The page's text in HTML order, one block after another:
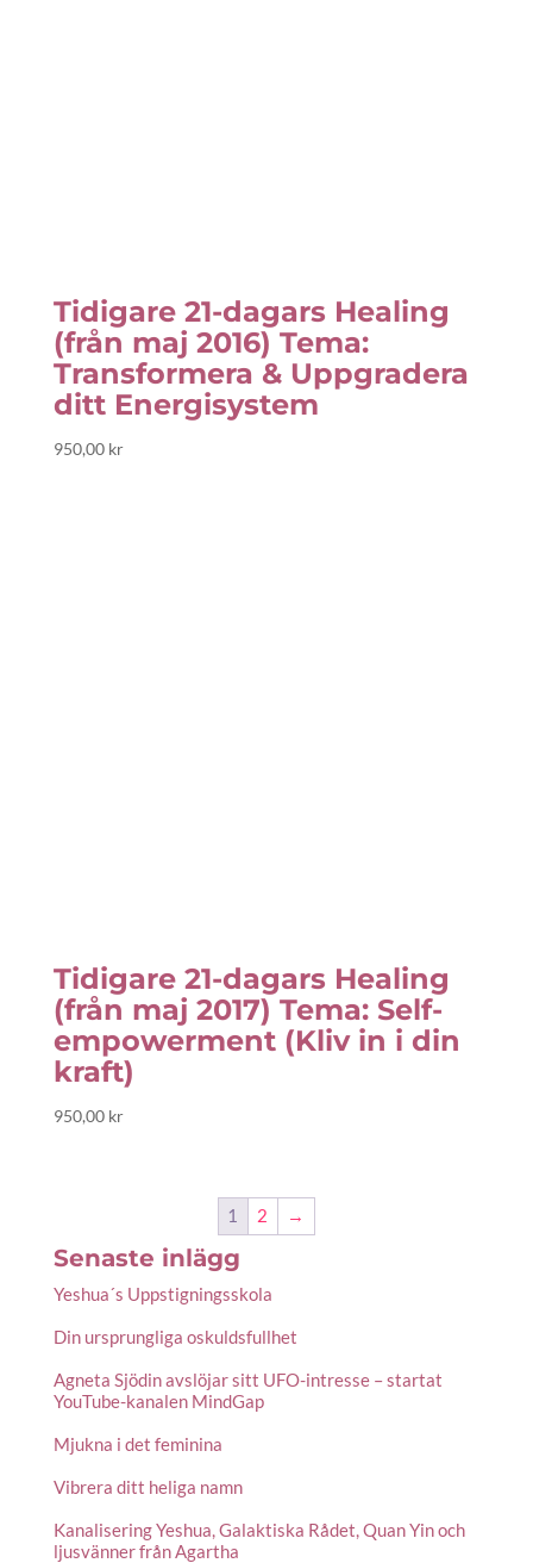
Tidigare 21-dagars Healing
(från maj 2016) Tema:
Transformera & Uppgradera
ditt Energisystem
950,00 kr
Tidigare 21-dagars Healing
(från maj 2017) Tema: Self-
empowerment (Kliv in i din
kraft)
950,00 kr
1 2 →
Senaste inlägg
Yeshua´s Uppstigningsskola
Din ursprungliga oskuldsfullhet
Agneta Sjödin avslöjar sitt UFO-intresse – startat
YouTube-kanalen MindGap
Mjukna i det feminina
Vibrera ditt heliga namn
Kanalisering Yeshua, Galaktiska Rådet, Quan Yin och
ljusvänner från Agartha